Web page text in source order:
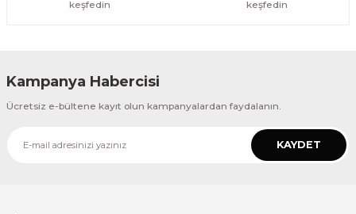
keşfedin
keşfedin
Kampanya Habercisi
Ücretsiz e-bültene kayıt olun kampanyalardan faydalanın.
KAYDET